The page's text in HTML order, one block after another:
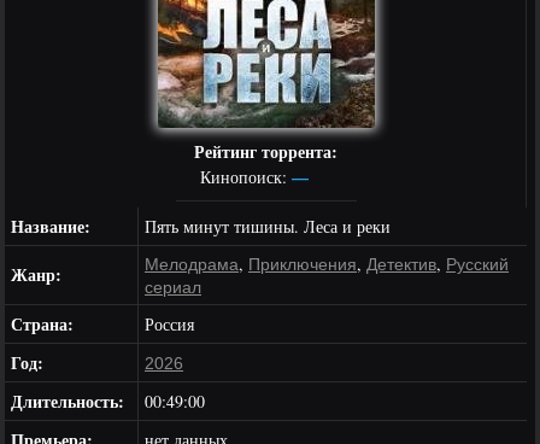
Рейтинг торрента:
Кинопоиск: —
Название:
Пять минут тишины. Леса и реки
Жанр: Мелодрама, Приключения, Детектив, Русский
сериал
Страна: Россия
Год: 2026
Длительность: 00:49:00